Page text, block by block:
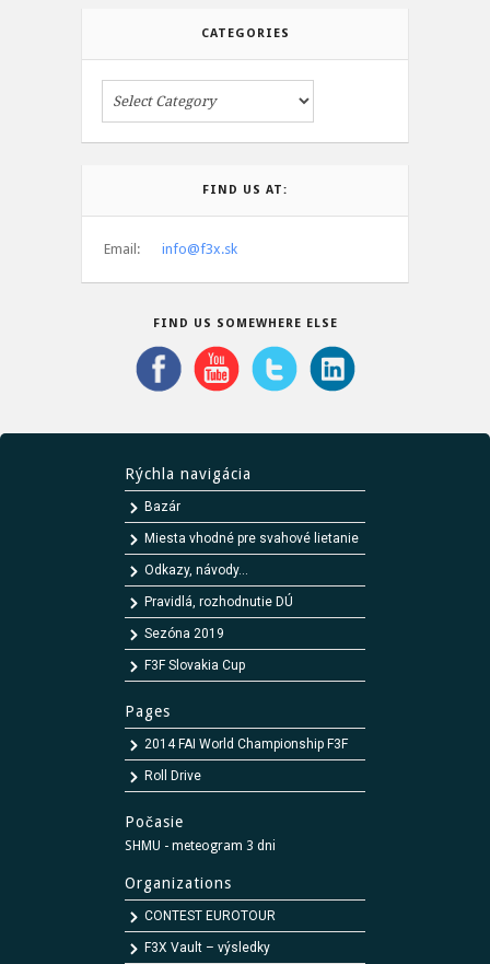
CATEGORIES
FIND US AT:
Email: info@f3x.sk
FIND US SOMEWHERE ELSE
Rýchla navigácia
Bazár
Miesta vhodné pre svahové lietanie
Odkazy, návody...
Pravidlá, rozhodnutie DÚ
Sezóna 2019
F3F Slovakia Cup
Pages
2014 FAI World Championship F3F
Roll Drive
Počasie
SHMU - meteogram 3 dni
Organizations
CONTEST EUROTOUR
F3X Vault – výsledky